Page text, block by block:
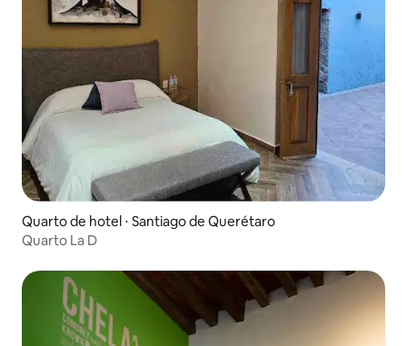
Quarto de hotel ⋅ Santiago de Querétaro
Quarto La D